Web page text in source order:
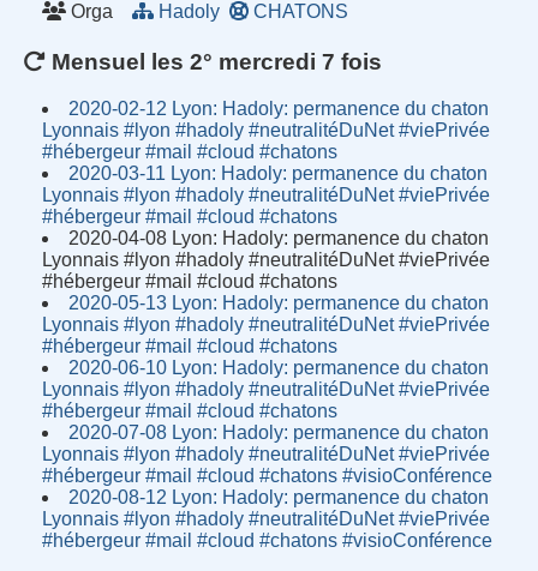
Orga
Hadoly CHATONS
Mensuel les 2° mercredi 7 fois
2020-02-12 Lyon: Hadoly: permanence du chaton
Lyonnais #lyon #hadoly #neutralitéDuNet #viePrivée
#hébergeur #mail #cloud #chatons
2020-03-11 Lyon: Hadoly: permanence du chaton
Lyonnais #lyon #hadoly #neutralitéDuNet #viePrivée
#hébergeur #mail #cloud #chatons
2020-04-08 Lyon: Hadoly: permanence du chaton
Lyonnais #lyon #hadoly #neutralitéDuNet #viePrivée
#hébergeur #mail #cloud #chatons
2020-05-13 Lyon: Hadoly: permanence du chaton
Lyonnais #lyon #hadoly #neutralitéDuNet #viePrivée
#hébergeur #mail #cloud #chatons
2020-06-10 Lyon: Hadoly: permanence du chaton
Lyonnais #lyon #hadoly #neutralitéDuNet #viePrivée
#hébergeur #mail #cloud #chatons
2020-07-08 Lyon: Hadoly: permanence du chaton
Lyonnais #lyon #hadoly #neutralitéDuNet #viePrivée
#hébergeur #mail #cloud #chatons #visioConférence
2020-08-12 Lyon: Hadoly: permanence du chaton
Lyonnais #lyon #hadoly #neutralitéDuNet #viePrivée
#hébergeur #mail #cloud #chatons #visioConférence